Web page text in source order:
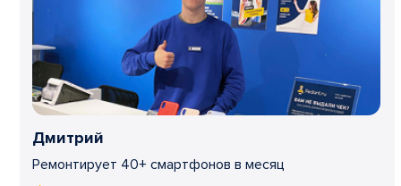
Дмитрий
Ремонтирует 40+ смартфонов в месяц